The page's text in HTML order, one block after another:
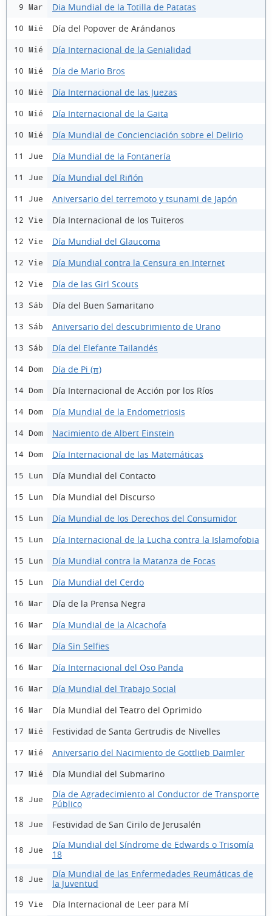
9 Mar Dia Mundial de la Totilla de Patatas
10 Mié Día del Popover de Arándanos
10 Mié Día Internacional de la Genialidad
10 Mié Día de Mario Bros
10 Mié Día Internacional de las Juezas
10 Mié Día Internacional de la Gaita
10 Mié Día Mundial de Concienciación sobre el Delirio
11 Jue Día Mundial de la Fontanería
11 Jue Día Mundial del Riñón
11 Jue Aniversario del terremoto y tsunami de Japón
12 Vie Día Internacional de los Tuiteros
12 Vie Día Mundial del Glaucoma
12 Vie Día Mundial contra la Censura en Internet
12 Vie Día de las Girl Scouts
13 Sáb Día del Buen Samaritano
13 Sáb Aniversario del descubrimiento de Urano
13 Sáb Día del Elefante Tailandés
14 Dom Día de Pi (π)
14 Dom Día Internacional de Acción por los Ríos
14 Dom Día Mundial de la Endometriosis
14 Dom Nacimiento de Albert Einstein
14 Dom Día Internacional de las Matemáticas
15 Lun Día Mundial del Contacto
15 Lun Día Mundial del Discurso
15 Lun Día Mundial de los Derechos del Consumidor
15 Lun Día Internacional de la Lucha contra la Islamofobia
15 Lun Día Mundial contra la Matanza de Focas
15 Lun Día Mundial del Cerdo
16 Mar Día de la Prensa Negra
16 Mar Día Mundial de la Alcachofa
16 Mar Día Sin Selfies
16 Mar Día Internacional del Oso Panda
16 Mar Día Mundial del Trabajo Social
16 Mar Día Mundial del Teatro del Oprimido
17 Mié Festividad de Santa Gertrudis de Nivelles
17 Mié Aniversario del Nacimiento de Gottlieb Daimler
17 Mié Día Mundial del Submarino
18 Jue
Día de Agradecimiento al Conductor de Transporte
Público
18 Jue Festividad de San Cirilo de Jerusalén
18 Jue
Día Mundial del Síndrome de Edwards o Trisomía
18
18 Jue
Día Mundial de las Enfermedades Reumáticas de
la Juventud
19 Vie Día Internacional de Leer para Mí